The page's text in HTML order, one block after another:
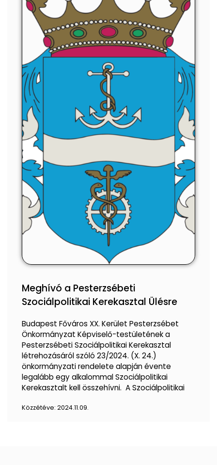
Meghívó a Pesterzsébeti
Szociálpolitikai Kerekasztal Ülésre
Budapest Főváros XX. Kerület Pesterzsébet
Önkormányzat Képviselő-testületének a
Pesterzsébeti Szociálpolitikai Kerekasztal
létrehozásáról szóló 23/2024. (X. 24.)
önkormányzati rendelete alapján évente
legalább egy alkalommal Szociálpolitikai
Kerekasztalt kell összehívni. A Szociálpolitikai
Közzétéve: 2024.11.09.